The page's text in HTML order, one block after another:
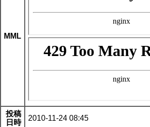
MML
投稿
日時
2010-11-24 08:45